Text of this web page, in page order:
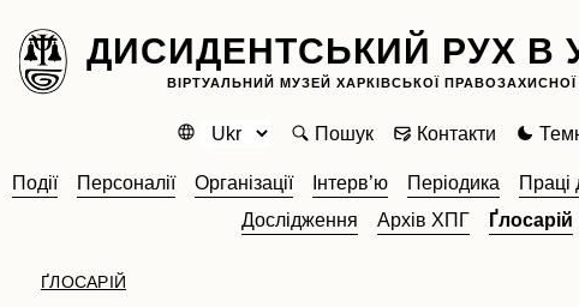
ДИСИДЕНТСЬКИЙ РУХ В
ВІРТУАЛЬНИЙ МУЗЕЙ ХАРКІВСЬКОЇ ПРАВОЗАХИСНОЇ
Пошук Контакти
Події Персоналії Організації Інтерв’ю Періодика Праці
Дослідження
Архів ХПГ Ґлосарій
ҐЛОСАРІЙ